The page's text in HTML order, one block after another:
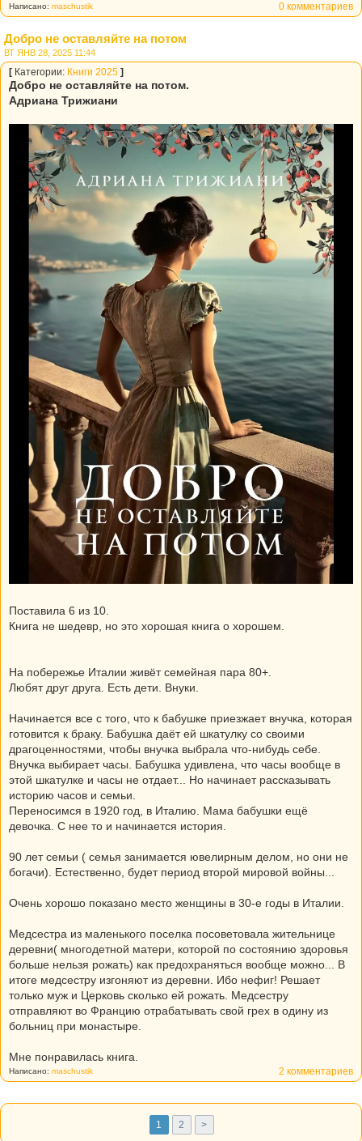
0 комментариев
Написано: maschustik
Добро не оставляйте на потом
ВТ ЯНВ 28, 2025 11:44
[ Категории: Книги 2025 ]
Добро не оставляйте на потом.
Адриана Трижиани
Поставила 6 из 10.
Книга не шедевр, но это хорошая книга о хорошем.
На побережье Италии живёт семейная пара 80+.
Любят друг друга. Есть дети. Внуки.
Начинается все с того, что к бабушке приезжает внучка, которая
готовится к браку. Бабушка даёт ей шкатулку со своими
драгоценностями, чтобы внучка выбрала что-нибудь себе.
Внучка выбирает часы. Бабушка удивлена, что часы вообще в
этой шкатулке и часы не отдает... Но начинает рассказывать
историю часов и семьи.
Переносимся в 1920 год, в Италию. Мама бабушки ещё
девочка. С нее то и начинается история.
90 лет семьи ( семья занимается ювелирным делом, но они не
богачи). Естественно, будет период второй мировой войны...
Очень хорошо показано место женщины в 30-е годы в Италии.
Медсестра из маленького поселка посоветовала жительнице
деревни( многодетной матери, которой по состоянию здоровья
больше нельзя рожать) как предохраняться вообще можно... В
итоге медсестру изгоняют из деревни. Ибо нефиг! Решает
только муж и Церковь сколько ей рожать. Медсестру
отправляют во Францию отрабатывать свой грех в одину из
больниц при монастыре.
Мне понравилась книга.
2 комментариев
Написано: maschustik
1 2 >